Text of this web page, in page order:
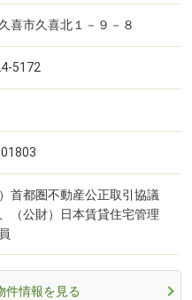
喜市久喜北１－９－８
5172
）首都圏不動産公正取引協議
（公財）日本賃貸住宅管理
件情報を見る